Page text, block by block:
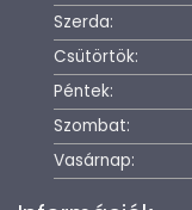
Szerda:
Csütörtök:
Péntek:
Szombat:
Vasárnap: